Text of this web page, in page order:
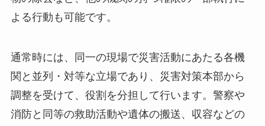
よる行動も可能です。
通常時には、同一の現場で災害活動にあたる各機
関と並列・対等な立場であり、災害対策本部から
調整を受けて、役割を分担して行います。警察や
消防と同等の救助活動や遺体の搬送、収容などの